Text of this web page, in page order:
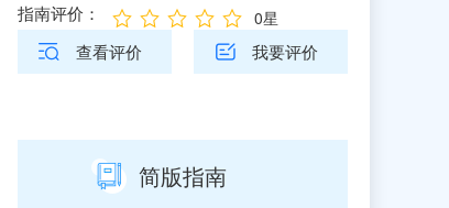
指南评价： 0星
查看评价 我要评价
简版指南